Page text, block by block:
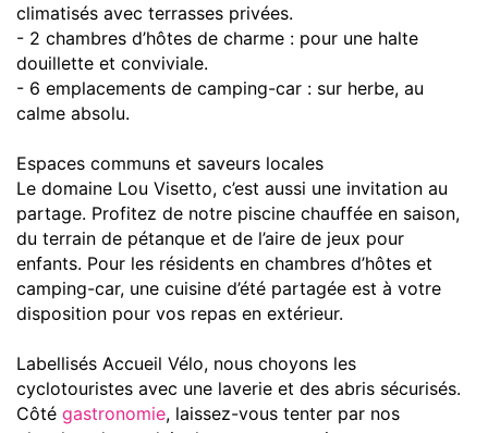
climatisés avec terrasses privées.
- 2 chambres d’hôtes de charme : pour une halte
douillette et conviviale.
- 6 emplacements de camping-car : sur herbe, au
calme absolu.
Espaces communs et saveurs locales
Le domaine Lou Visetto, c’est aussi une invitation au
partage. Profitez de notre piscine chauffée en saison,
du terrain de pétanque et de l’aire de jeux pour
enfants. Pour les résidents en chambres d’hôtes et
camping-car, une cuisine d’été partagée est à votre
disposition pour vos repas en extérieur.
Labellisés Accueil Vélo, nous choyons les
cyclotouristes avec une laverie et des abris sécurisés.
Côté gastronomie, laissez-vous tenter par nos